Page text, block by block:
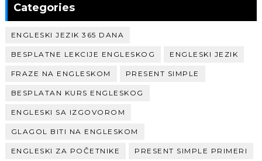
Categories
ENGLESKI JEZIK 365 DANA
BESPLATNE LEKCIJE ENGLESKOG ENGLESKI JEZIK
FRAZE NA ENGLESKOM PRESENT SIMPLE
BESPLATAN KURS ENGLESKOG
ENGLESKI SA IZGOVOROM
GLAGOL BITI NA ENGLESKOM
ENGLESKI ZA POČETNIKE PRESENT SIMPLE PRIMERI